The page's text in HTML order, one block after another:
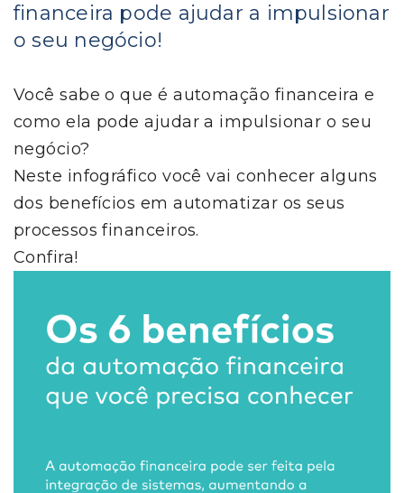
financeira pode ajudar a impulsionar
o seu negócio!
Você sabe o que é automação financeira e
como ela pode ajudar a impulsionar o seu
negócio?
Neste infográfico você vai conhecer alguns
dos benefícios em automatizar os seus
processos financeiros.
Confira!